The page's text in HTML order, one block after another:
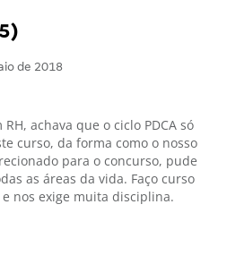
de 2018
achava que o ciclo PDCA só
curso, da forma como o nosso
para o concurso, pude
as áreas da vida. Faço curso
nos exige muita disciplina.